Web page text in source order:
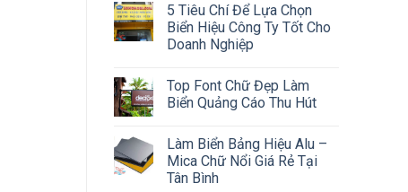
5 Tiêu Chí Để Lựa Chọn
Biển Hiệu Công Ty Tốt Cho
Doanh Nghiệp
Top Font Chữ Đẹp Làm
Biển Quảng Cáo Thu Hút
Làm Biển Bảng Hiệu Alu –
Mica Chữ Nổi Giá Rẻ Tại
Tân Bình